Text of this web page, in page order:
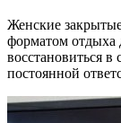
Женские
форматом отдыха
восстановиться
постоянной